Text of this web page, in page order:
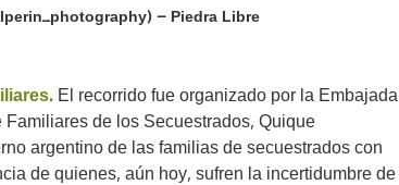
– Piedra Libre
El recorrido fue organizado por la Embajada
de los Secuestrados, Quique
argentino de las familias de secuestrados con
de quienes, aún hoy, sufren la incertidumbre de